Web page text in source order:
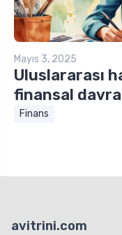
Mayıs 3, 2025
Uluslararası
finansal
Finans
avitrini.com